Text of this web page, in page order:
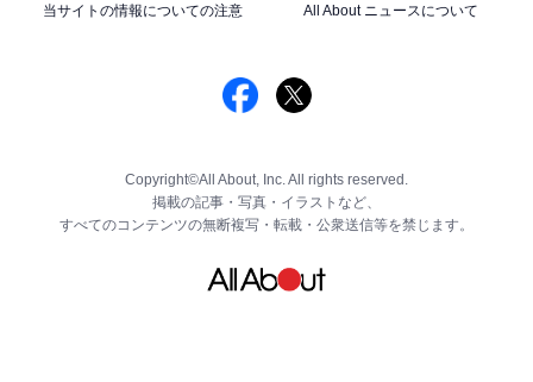
当サイトの情報についての注意
All About ニュースについて
Copyright©All About, Inc. All rights reserved.
掲載の記事・写真・イラストなど、
すべてのコンテンツの無断複写・転載・公衆送信等を禁じます。